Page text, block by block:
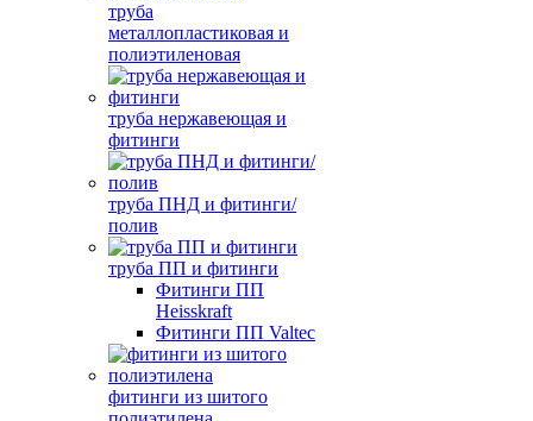
труба
металлопластиковая и
полиэтиленовая
труба нержавеющая и
фитинги
труба ПНД и фитинги/
полив
труба ПП и фитинги
Фитинги ПП
Heisskraft
Фитинги ПП Valtec
фитинги из шитого